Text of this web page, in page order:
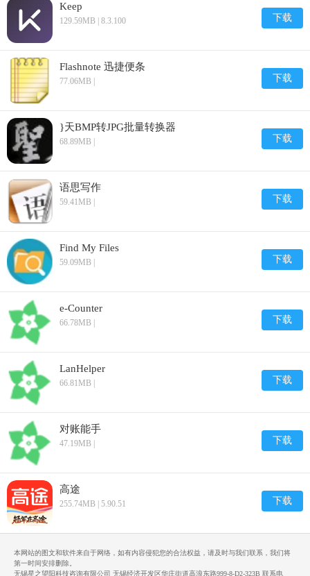
Keep
129.59MB | 8.3.100 下载
Flashnote 迅捷便条
77.06MB | 下载
}天BMP转JPG批量转换器
68.89MB | 下载
语思写作
59.41MB | 下载
Find My Files
59.09MB | 下载
e-Counter
66.78MB | 下载
LanHelper
66.81MB | 下载
对账能手
47.19MB | 下载
高途
255.74MB | 5.90.51 下载
本网站的图文和软件来自于网络，如有内容侵犯您的合法权益，请及时与我们联系，我们将
第一时间安排删除。
无锡星之望阳科技咨询有限公司 无锡经济开发区华庄街道高浪东路999-8-D2-323B 联系电